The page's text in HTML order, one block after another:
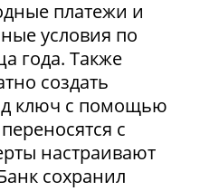
платежи и
условия по
года. Также
создать
ключ с помощью
с
настраивают
сохранил